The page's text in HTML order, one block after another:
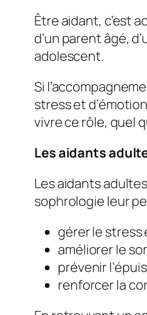
Être aidant, c’est
d’un parent âgé,
adolescent.
Si
stress et
vivre ce rôle, quel
Les aidants
Les aidants
sophrologie leur
gérer le stress
améliorer le
prévenir
renforcer la